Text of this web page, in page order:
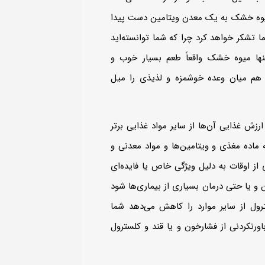
خشک به یک معدن ویتامین دست پیدا
خواهد کرد چرا که شما توانسته‌اید
میوه خشک واقعاً طعم بسیار خوب و
میان وعده خوشمزه و لذیذی را میل
غذایی آن‌‌ها از سایر مواد غذایی برتر
مغذی و ویتامین‌‌ها و مواد معدنی و
اوقات به دلیل ویژگی خاص یا فایده‌ای
حتی درمان بسیاری از بیماری‌‌ها شود
از سایر موارد را کاهش می‌‌دهد شما
از فشارخون و یا قند و کلسترول